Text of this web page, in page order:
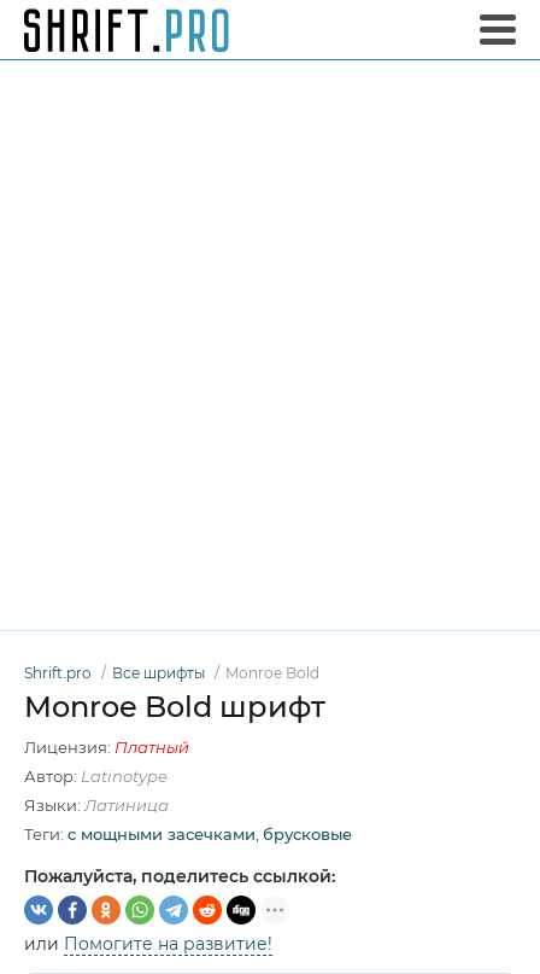
Shrift.pro Все шрифты Monroe Bold
Monroe Bold шрифт
Лицензия: Платный
Автор: Latinotype
Языки: Латиница
Теги: c мощными засечками брусковые
Пожалуйста, поделитесь ссылкой:
или Помогите на развитие!